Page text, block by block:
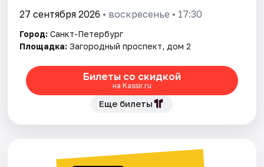
Рейтинги
27 сентября 2026 • воскресенье • 17:30
Город: Санкт-Петербург
Площадка: Загородный проспект, дом 2
Билеты со скидкой
на Kassir.ru
Еще билеты